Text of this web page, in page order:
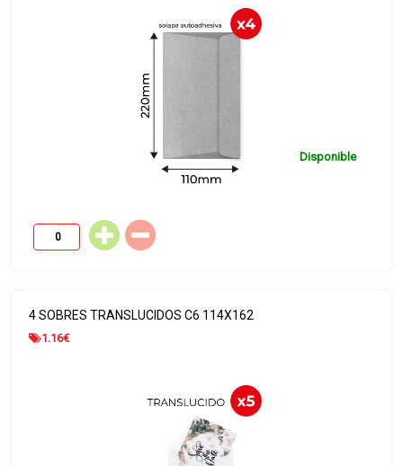
Disponible
4 SOBRES TRANSLUCIDOS C6 114X162
1.16€